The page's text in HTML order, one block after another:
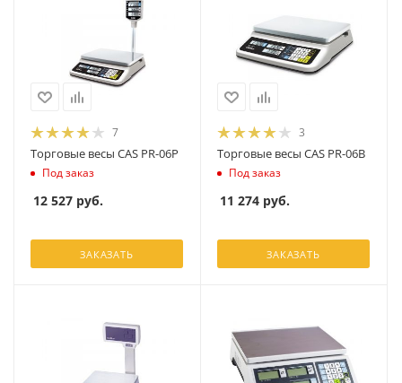
7
Торговые весы CAS PR-06P
Под заказ
12 527 руб.
ЗАКАЗАТЬ
3
Торговые весы CAS PR-06B
Под заказ
11 274 руб.
ЗАКАЗАТЬ